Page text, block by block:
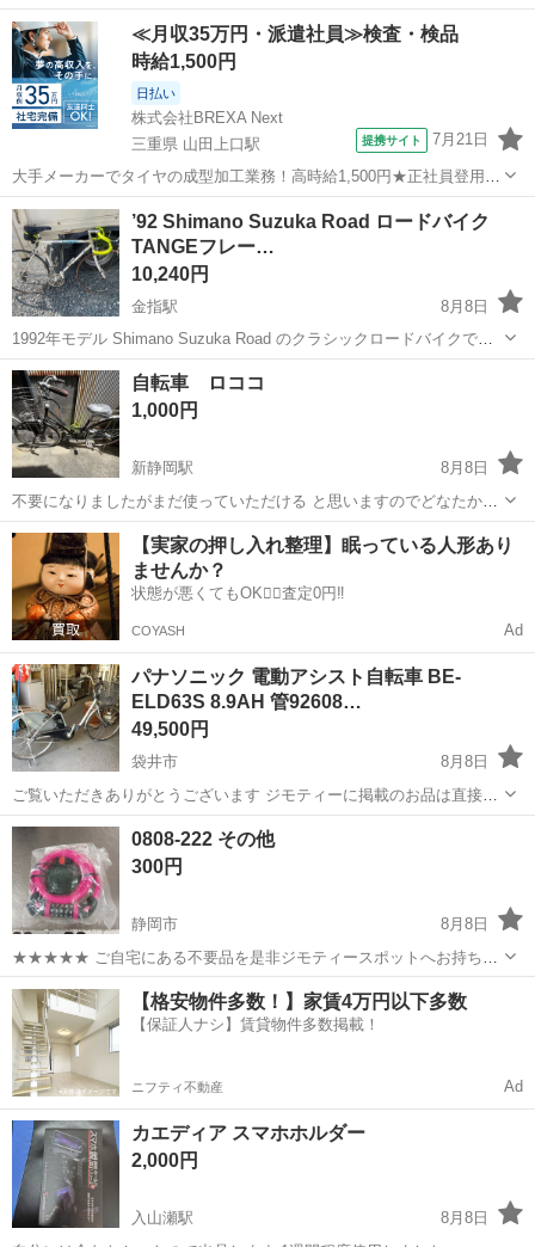
サドルです。 両立スタンドです。 カラーは、グレーです。 BAA基準
です。 タイヤは、前後共に9分山です。 ブレーキワイヤー前後共に新
品に...
静岡 浜松市 その他 ノーブランド
≪月収35万円・派遣社員≫検査・検品
時給1,500円
日払い
株式会社BREXA Next
三重県 山田上口駅
提携サイト 7月21日
大手メーカーでタイヤの成型加工業務！高時給1,500円★正社員登用制
度あり！ワンルーム寮完備！マイカー通勤OK！無料駐車場あり！《三
重県伊勢市》 人気の工場のお仕事 ◇タイヤの製造◇ トラック・バ
ス・RV車用を中心とした...
三重 伊勢市
’92 Shimano Suzuka Road ロードバイク
TANGEフレー…
10,240円
金指駅
8月8日
1992年モデル Shimano Suzuka Road のクラシックロードバイクで
す。 TANGE CR‑MO STEEL スチールフレームを採用、シマノ105コ
ンポーネントが搭載されています。 LOOKビンディングペダル...
静岡 浜松市 金指駅
自転車 ロココ
1,000円
新静岡駅
8月8日
不要になりましたがまだ使っていただける と思いますのでどなたかに
お譲りします！
静岡 静岡市 新静岡駅 その他 ロココ
【実家の押し入れ整理】眠っている人形あり
ませんか？
状態が悪くてもOK🙆‍♀️査定0円‼️
COYASH Ad
パナソニック 電動アシスト自転車 BE-
ELD63S 8.9AH 管92608…
49,500円
袋井市
8月8日
ご覧いただきありがとうございます ジモティーに掲載のお品は直接当
店にお越しいただける方のみに販売しております。 その際、軽トラッ
クの貸し出しや配達も行っておりますのでご利用ください。 店頭でも
販売しておりますので、売り...
静岡 袋井市 電動アシスト自転車
0808-222 その他
300円
静岡市
8月8日
★★★★★ ご自宅にある不要品を是非ジモティースポットへお持ち込
みしませんか？ 家電、趣味・スポーツ・レジャー用品、こども用品、
衣料服飾品、生活雑貨、家具、本、CD・DVDなどが無料でまとめて持
ち込めます！ ※詳細はこ...
静岡 静岡市 その他 スポット
【格安物件多数！】家賃4万円以下多数
【保証人ナシ】賃貸物件多数掲載！
ニフティ不動産 Ad
カエディア スマホホルダー
2,000円
入山瀬駅
8月8日